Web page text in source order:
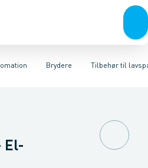
lampeudtagForgreningsmateriel
Brydereog softstartere
Tilbehør til
Ombygningssæt til
El-